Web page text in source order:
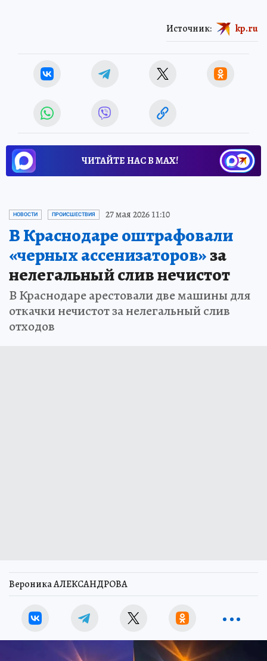
Источник: kp.ru
ЧИТАЙТЕ НАС В МАХ!
НОВОСТИ ПРОИСШЕСТВИЯ 27 мая 2026 11:10
В Краснодаре оштрафовали
«черных ассенизаторов»за
нелегальный слив нечистот
В Краснодаре арестовали две машины для
откачки нечистот за нелегальный слив
отходов
Вероника АЛЕКСАНДРОВА